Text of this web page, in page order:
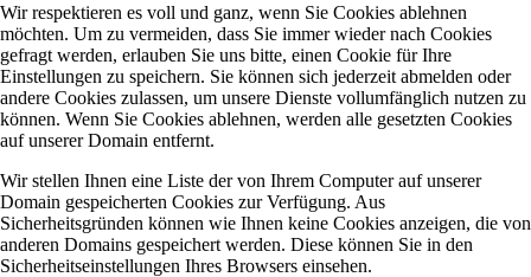
Wir respektieren es voll und ganz, wenn Sie Cookies ablehnen
möchten. Um zu vermeiden, dass Sie immer wieder nach Cookies
gefragt werden, erlauben Sie uns bitte, einen Cookie für Ihre
Einstellungen zu speichern. Sie können sich jederzeit abmelden oder
andere Cookies zulassen, um unsere Dienste vollumfänglich nutzen zu
können. Wenn Sie Cookies ablehnen, werden alle gesetzten Cookies
auf unserer Domain entfernt.
Wir stellen Ihnen eine Liste der von Ihrem Computer auf unserer
Domain gespeicherten Cookies zur Verfügung. Aus
Sicherheitsgründen können wie Ihnen keine Cookies anzeigen, die von
anderen Domains gespeichert werden. Diese können Sie in den
Sicherheitseinstellungen Ihres Browsers einsehen.